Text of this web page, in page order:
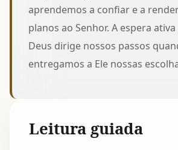
aprendemos a confiar e a
planos ao Senhor. A espera
Deus dirige nossos passos
entregamos a Ele nossas
Leitura guiada